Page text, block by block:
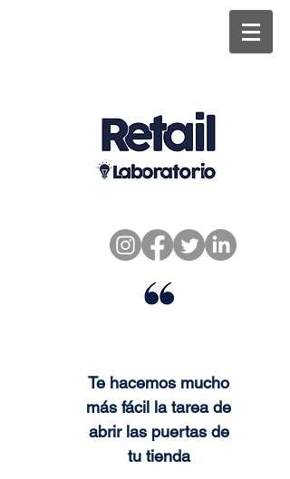
Te hacemos mucho
más fácil la tarea de
abrir las puertas de
tu tienda